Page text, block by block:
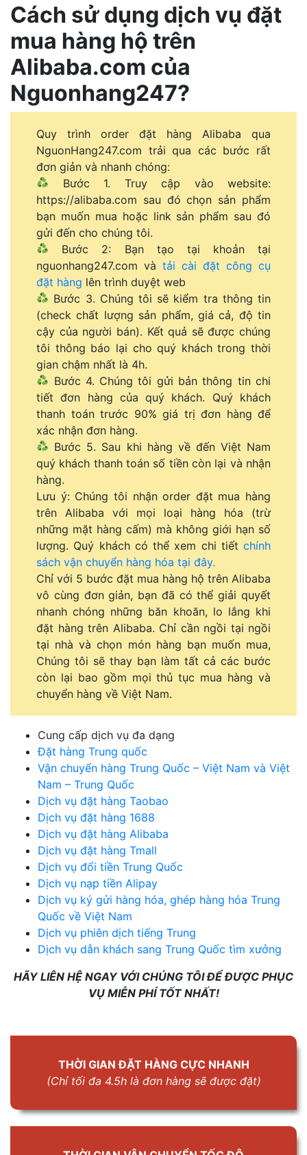
Cách sử dụng dịch vụ đặt
mua hàng hộ trên
Alibaba.com của
Nguonhang247?
Quy trình order đặt hàng Alibaba qua
NguonHang247.com trải qua các bước rất
đơn giản và nhanh chóng:
Bước 1. Truy cập vào website:
https://alibaba.com sau đó chọn sản phẩm
bạn muốn mua hoặc link sản phẩm sau đó
gửi đến cho chúng tôi.
Bước 2: Bạn tạo tại khoản tại
nguonhang247.com và tải cài đặt công cụ
đặt hàng lên trình duyệt web
Bước 3. Chúng tôi sẽ kiểm tra thông tin
(check chất lượng sản phẩm, giá cả, độ tin
cậy của người bán). Kết quả sẽ được chúng
tôi thông báo lại cho quý khách trong thời
gian chậm nhất là 4h.
Bước 4. Chúng tôi gửi bản thông tin chi
tiết đơn hàng của quý khách. Quý khách
thanh toán trước 90% giá trị đơn hàng để
xác nhận đơn hàng.
Bước 5. Sau khi hàng về đến Việt Nam
quý khách thanh toán số tiền còn lại và nhận
hàng.
Lưu ý: Chúng tôi nhận order đặt mua hàng
trên Alibaba với mọi loại hàng hóa (trừ
những mặt hàng cấm) mà không giới hạn số
lượng. Quý khách có thể xem chi tiết chính
sách vận chuyển hàng hóa tại đây.
Chỉ với 5 bước đặt mua hàng hộ trên Alibaba
vô cùng đơn giản, bạn đã có thể giải quyết
nhanh chóng những băn khoăn, lo lắng khi
đặt hàng trên Alibaba. Chỉ cần ngồi tại ngồi
tại nhà và chọn món hàng bạn muốn mua,
Chúng tôi sẽ thay bạn làm tất cả các bước
còn lại bao gồm mọi thủ tục mua hàng và
chuyển hàng về Việt Nam.
Cung cấp dịch vụ đa dạng
Đặt hàng Trung quốc
Vận chuyển hàng Trung Quốc – Việt Nam và Việt
Nam – Trung Quốc
Dịch vụ đặt hàng Taobao
Dịch vụ đặt hàng 1688
Dịch vụ đặt hàng Alibaba
Dịch vụ đặt hàng Tmall
Dịch vụ đổi tiền Trung Quốc
Dịch vụ nạp tiền Alipay
Dịch vụ ký gửi hàng hóa, ghép hàng hóa Trung
Quốc về Việt Nam
Dịch vụ phiên dịch tiếng Trung
Dịch vụ dẫn khách sang Trung Quốc tìm xưởng
HÃY LIÊN HỆ NGAY VỚI CHÚNG TÔI ĐỂ ĐƯỢC PHỤC
VỤ MIỄN PHÍ TỐT NHẤT!
THỜI GIAN ĐẶT HÀNG CỰC NHANH
(Chỉ tối đa 4.5h là đơn hàng sẽ được đặt)